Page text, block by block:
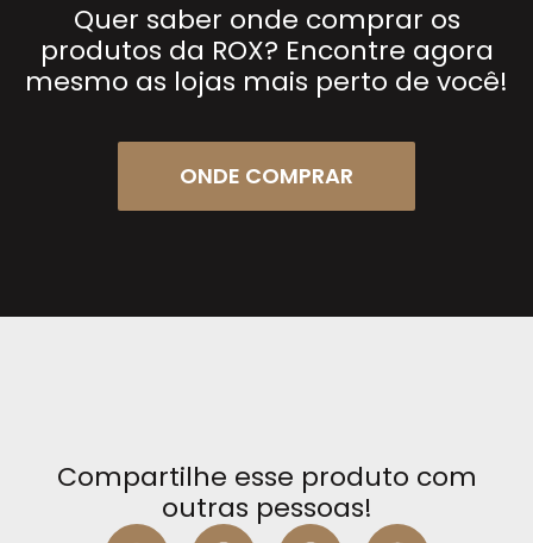
Quer saber onde comprar os
produtos da ROX? Encontre agora
mesmo as lojas mais perto de você!
ONDE COMPRAR
Compartilhe esse produto com
outras pessoas!